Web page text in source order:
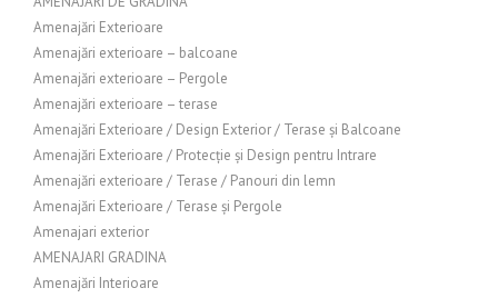
Amenajări Exterioare
Amenajări exterioare – balcoane
Amenajări exterioare – Pergole
Amenajări exterioare – terase
Amenajări Exterioare / Design Exterior / Terase și Balcoane
Amenajări Exterioare / Protecție și Design pentru Intrare
Amenajări exterioare / Terase / Panouri din lemn
Amenajări Exterioare / Terase și Pergole
Amenajari exterior
AMENAJARI GRADINA
Amenajări Interioare